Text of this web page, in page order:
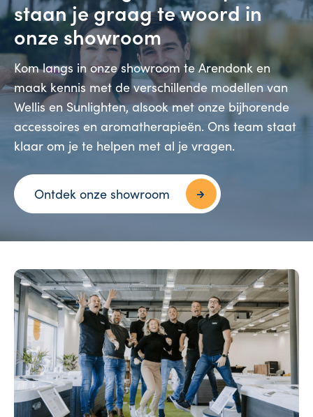
staan je graag te woord in
onze showroom
Kom langs in onze showroom te Arendonk en
maak kennis met de verschillende modellen van
Wellis en Sunlighten, alsook met onze bijhorende
accessoires en aromatherapieën. Ons team staat
klaar om je te helpen met al je vragen.
Ontdek onze showroom